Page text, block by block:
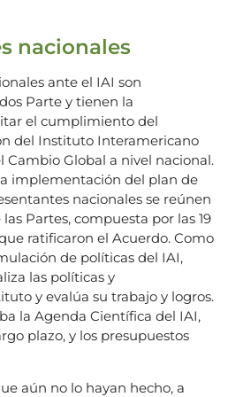
nacionales
ante el IAI son
Parte y tienen la
el cumplimiento del
del Instituto Interamericano
Cambio Global a nivel nacional.
implementación del plan de
nacionales se reúnen
Partes, compuesta por las 19
ratificaron el Acuerdo. Como
de políticas del IAI,
las políticas y
y evalúa su trabajo y logros.
la Agenda Científica del IAI,
plazo, y los presupuestos
aún no lo hayan hecho, a